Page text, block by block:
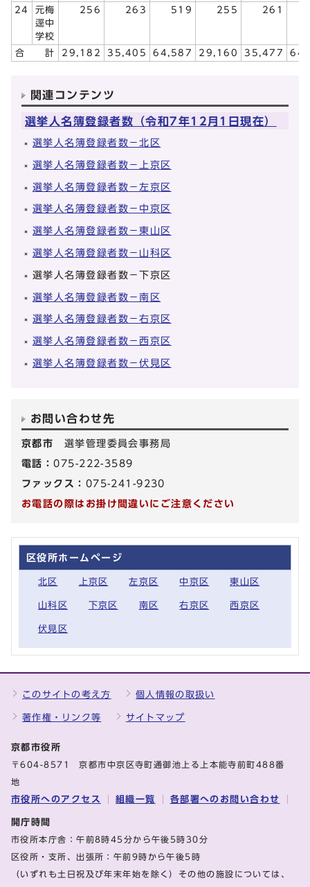
24
元梅
逕中
学校
256 263 519 255 261
合 計 29,182 35,405 64,587 29,160 35,477
関連コンテンツ
選挙人名簿登録者数（令和7年12月1日現在）
選挙人名簿登録者数－北区
選挙人名簿登録者数－上京区
選挙人名簿登録者数－左京区
選挙人名簿登録者数－中京区
選挙人名簿登録者数－東山区
選挙人名簿登録者数－山科区
選挙人名簿登録者数－下京区
選挙人名簿登録者数－南区
選挙人名簿登録者数－右京区
選挙人名簿登録者数－西京区
選挙人名簿登録者数－伏見区
お問い合わせ先
京都市 選挙管理委員会事務局
電話：075-222-3589
ファックス： 075-241-9230
お電話の際はお掛け間違いにご注意ください
区役所ホームページ
北区 上京区 左京区 中京区 東山区
山科区 下京区 南区 右京区 西京区
伏見区
このサイトの考え方 個人情報の取扱い
著作権・リンク等 サイトマップ
京都市役所
〒604-8571 京都市中京区寺町通御池上る上本能寺前町488番
地
市役所へのアクセス 組織一覧 各部署へのお問い合わせ
開庁時間
市役所本庁舎：午前8時45分から午後5時30分
区役所・支所、出張所：午前9時から午後5時
（いずれも土日祝及び年末年始を除く）その他の施設については、